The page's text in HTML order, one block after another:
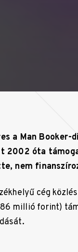
a Man
2002 óta
nem
cég
millió forint)